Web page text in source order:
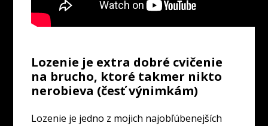
Lozenie je extra dobré cvičenie
na brucho, ktoré takmer nikto
nerobieva (česť výnimkám)
Lozenie je jedno z mojich najobľúbenejších